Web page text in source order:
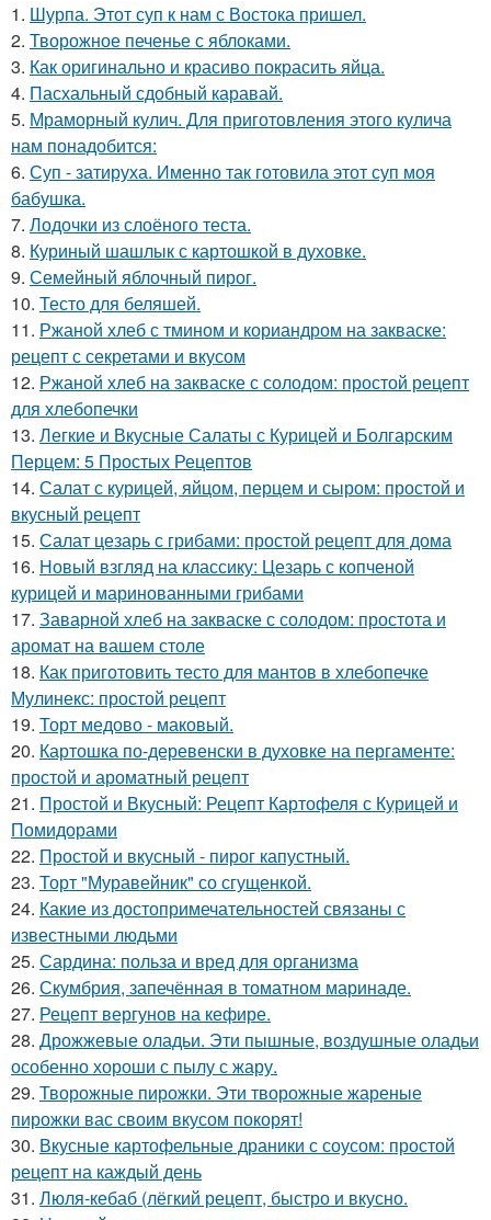
1. Шурпа. Этот суп к нам с Востока пришел.
2. Творожное печенье с яблоками.
3. Как оригинально и красиво покрасить яйца.
4. Пасхальный сдобный каравай.
5. Мраморный кулич. Для приготовления этого кулича
нам понадобится:
6. Суп - затируха. Именно так готовила этот суп моя
бабушка.
7. Лодочки из слоёного теста.
8. Куриный шашлык с картошкой в духовке.
9. Семейный яблочный пирог.
10. Тесто для беляшей.
11. Ржаной хлеб с тмином и кориандром на закваске:
рецепт с секретами и вкусом
12. Ржаной хлеб на закваске с солодом: простой рецепт
для хлебопечки
13. Легкие и Вкусные Салаты с Курицей и Болгарским
Перцем: 5 Простых Рецептов
14. Салат с курицей, яйцом, перцем и сыром: простой и
вкусный рецепт
15. Салат цезарь с грибами: простой рецепт для дома
16. Новый взгляд на классику: Цезарь с копченой
курицей и маринованными грибами
17. Заварной хлеб на закваске с солодом: простота и
аромат на вашем столе
18. Как приготовить тесто для мантов в хлебопечке
Мулинекс: простой рецепт
19. Торт медово - маковый.
20. Картошка по-деревенски в духовке на пергаменте:
простой и ароматный рецепт
21. Простой и Вкусный: Рецепт Картофеля с Курицей и
Помидорами
22. Простой и вкусный - пирог капустный.
23. Торт "Муравейник" со сгущенкой.
24. Какие из достопримечательностей связаны с
известными людьми
25. Сардина: польза и вред для организма
26. Скумбрия, запечённая в томатном маринаде.
27. Рецепт вергунов на кефире.
28. Дрожжевые оладьи. Эти пышные, воздушные оладьи
особенно хороши с пылу с жару.
29. Творожные пирожки. Эти творожные жареные
пирожки вас своим вкусом покорят!
30. Вкусные картофельные драники с соусом: простой
рецепт на каждый день
31. Люля-кебаб (лёгкий рецепт, быстро и вкусно.